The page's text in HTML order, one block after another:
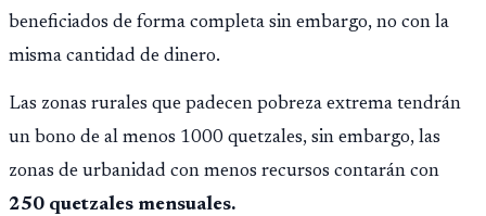
beneficiados de forma completa sin embargo, no con la
misma cantidad de dinero.
Las zonas rurales que padecen pobreza extrema tendrán
un bono de al menos 1000 quetzales, sin embargo, las
zonas de urbanidad con menos recursos contarán con
250 quetzales mensuales.